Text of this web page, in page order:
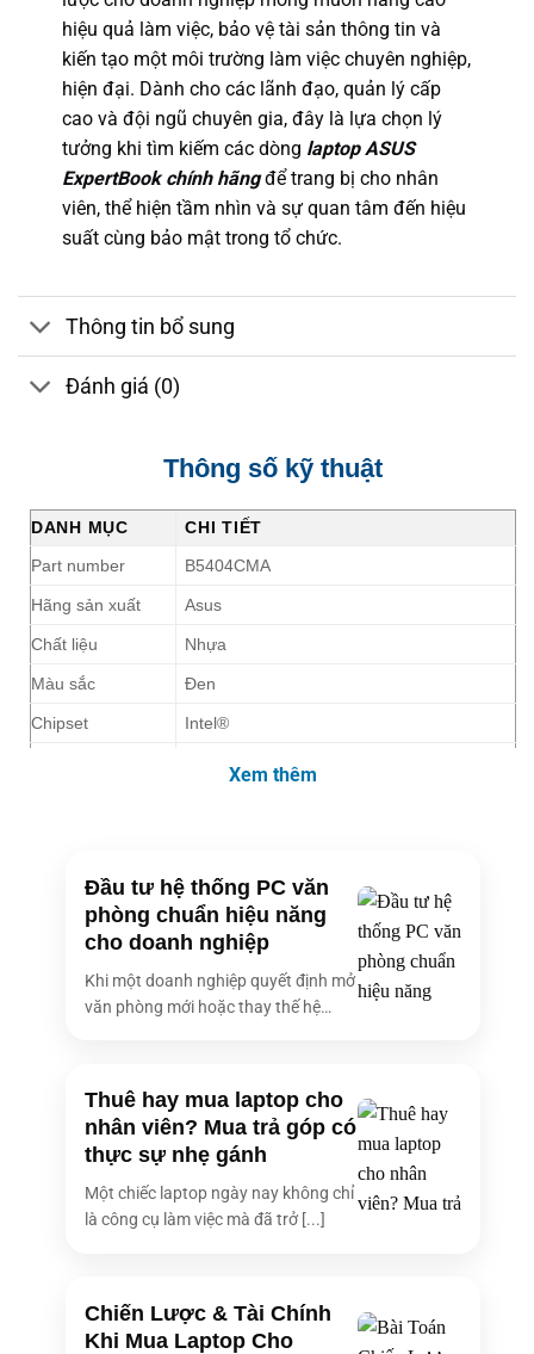
hiệu quả làm việc, bảo vệ tài sản thông tin và
kiến tạo một môi trường làm việc chuyên nghiệp,
hiện đại. Dành cho các lãnh đạo, quản lý cấp
cao và đội ngũ chuyên gia, đây là lựa chọn lý
tưởng khi tìm kiếm các dòng laptop ASUS
ExpertBook chính hãngđể trang bị cho nhân
viên, thể hiện tầm nhìn và sự quan tâm đến hiệu
suất cùng bảo mật trong tổ chức.
Thông tin bổ sung
Đánh giá (0)
Thông số kỹ thuật
DANH MỤC
CHI TIẾT
Part number
B5404CMA
Hãng sản xuất Asus
Chất liệu Nhựa
Màu sắc Đen
Chipset Intel®
Intel® Core™ Ultra 7
Tốc độ CPU tối
4.8 GHz
Số nhân CPU 16
Số luồng 22
Bộ nhớ đệm 24 MB
Số Ram 2 x 16 GB
Tốc độ buss Ram 5200MHz
Nâng cấp Ram
64 GB
(available for Intel® Core™ with dual
channel memory)
Xem thêm
Đầu tư hệ thống PC văn
phòng chuẩn hiệu năng
cho doanh nghiệp
Khi một doanh nghiệp quyết định mở
văn phòng mới hoặc thay thế hệ
Thuê hay mua laptop cho
nhân viên? Mua trả góp có
thực sự nhẹ gánh
Một chiếc laptop ngày nay không chỉ
là công cụ làm việc mà đã trở [...]
Chiến Lược & Tài Chính
Khi Mua Laptop Cho